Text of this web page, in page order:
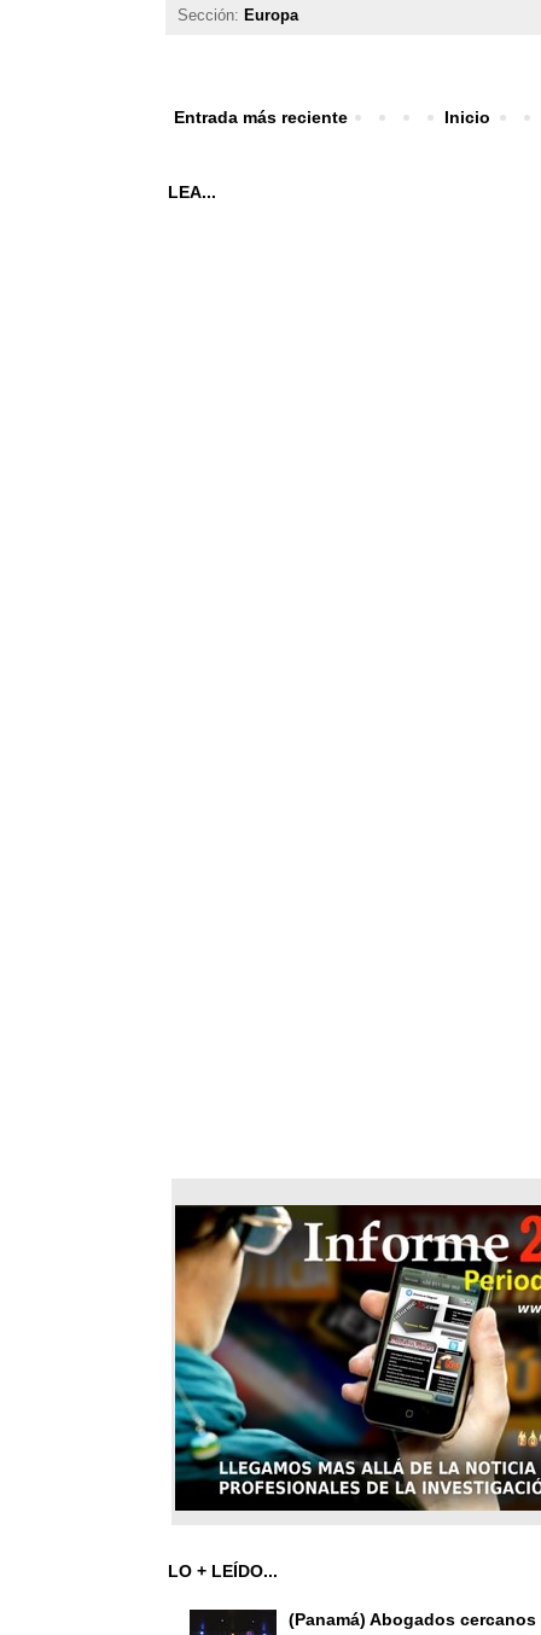
Sección: Europa
Entrada más reciente Inicio
LEA...
LO + LEÍDO...
(Panamá) Abogados